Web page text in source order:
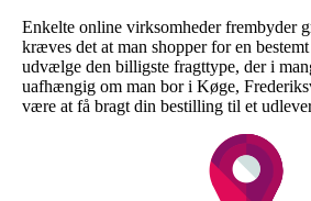
Enkelte online virksomheder frembyder
kræves det at man shopper for en
udvælge den billigste fragttype, der i
uafhængig om man bor i Køge,
være at få bragt din bestilling til et